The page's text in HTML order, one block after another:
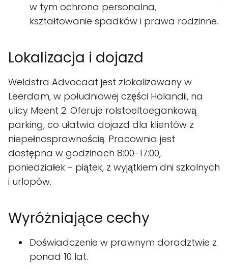
w tym ochrona personalna,
kształtowanie spadków i prawa rodzinne.
Lokalizacja i dojazd
Weldstra Advocaat jest zlokalizowany w
Leerdam, w południowej części Holandii, na
ulicy Meent 2. Oferuje rolstoeltoegankową
parking, co ułatwia dojazd dla klientów z
niepełnosprawnością. Pracownia jest
dostępna w godzinach 8:00-17:00,
poniedziałek - piątek, z wyjątkiem dni szkolnych
i urlopów.
Wyróżniające cechy
Doświadczenie w prawnym doradztwie z
ponad 10 lat.